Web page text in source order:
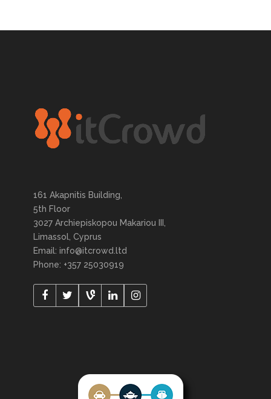
161 Akapnitis Building,
5th Floor
3027 Archiepiskopou Makariou III,
Limassol, Cyprus
Email: info@itcrowd.ltd
Phone: +357 25030919